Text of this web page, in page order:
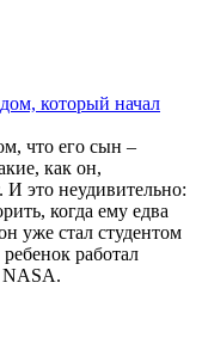
который начал
что его сын –
как он,
И это неудивительно:
когда ему едва
уже стал студентом
работал
NASA.